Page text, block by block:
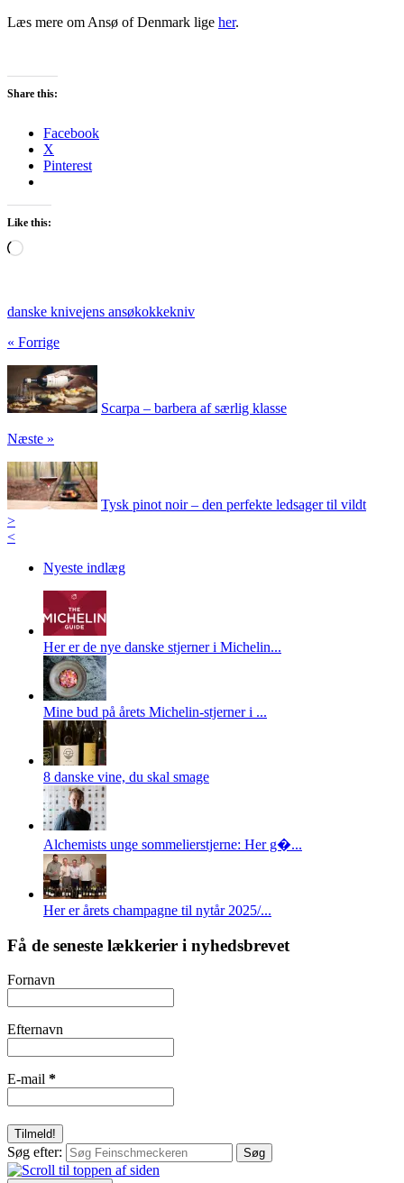
Læs mere om Ansø of Denmark lige her.
Share this:
Facebook
X
Pinterest
Like this:
Loading…
danske knivejens ansøkokkekniv
« Forrige
Scarpa – barbera af særlig klasse
Næste »
Tysk pinot noir – den perfekte ledsager til vildt
>
<
Nyeste indlæg
Her er de nye danske stjerner i Michelin...
Mine bud på årets Michelin-stjerner i ...
8 danske vine, du skal smage
Alchemists unge sommelierstjerne: Her g�...
Her er årets champagne til nytår 2025/...
Få de seneste lækkerier i nyhedsbrevet
Fornavn
Efternavn
E-mail *
Søg efter: